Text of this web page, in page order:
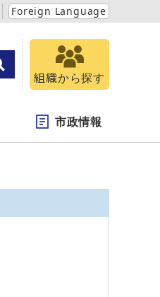
Foreign Language
組織から探す
市政情報